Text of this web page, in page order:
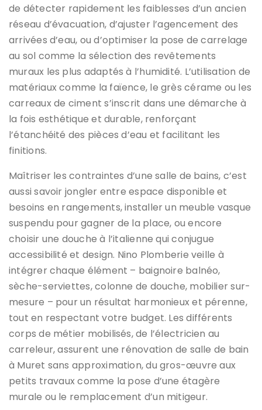
de détecter rapidement les faiblesses d’un ancien
réseau d’évacuation, d’ajuster l’agencement des
arrivées d’eau, ou d’optimiser la pose de carrelage
au sol comme la sélection des revêtements
muraux les plus adaptés à l’humidité. L’utilisation de
matériaux comme la faïence, le grès cérame ou les
carreaux de ciment s’inscrit dans une démarche à
la fois esthétique et durable, renforçant
l’étanchéité des pièces d’eau et facilitant les
finitions.
Maîtriser les contraintes d’une salle de bains, c’est
aussi savoir jongler entre espace disponible et
besoins en rangements, installer un meuble vasque
suspendu pour gagner de la place, ou encore
choisir une douche à l’italienne qui conjugue
accessibilité et design. Nino Plomberie veille à
intégrer chaque élément – baignoire balnéo,
sèche-serviettes, colonne de douche, mobilier sur-
mesure – pour un résultat harmonieux et pérenne,
tout en respectant votre budget. Les différents
corps de métier mobilisés, de l’électricien au
carreleur, assurent une rénovation de salle de bain
à Muret sans approximation, du gros-œuvre aux
petits travaux comme la pose d’une étagère
murale ou le remplacement d’un mitigeur.